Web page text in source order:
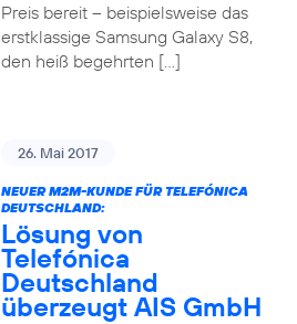
Preis bereit – beispielsweise das
erstklassige Samsung Galaxy S8,
den heiß begehrten […]
26. Mai 2017
NEUER M2M-KUNDE FÜR TELEFÓNICA
DEUTSCHLAND:
Lösung von
Telefónica
Deutschland
überzeugt AIS GmbH